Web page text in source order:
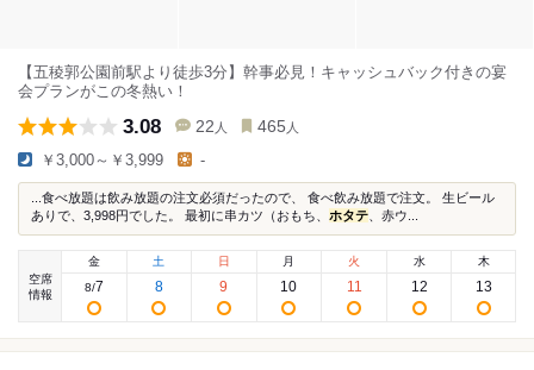
【五稜郭公園前駅より徒歩3分】幹事必見！キャッシュバック付きの宴
会プランがこの冬熱い！
3.08 22 人 465 人
￥3,000～￥3,999 -
...食べ放題は飲み放題の注文必須だったので、 食べ飲み放題で注文。 生ビール
ありで、3,998円でした。 最初に串カツ（おもち、 ホタテ 、赤ウ...
空席
情報
金
8/7
土
8
日
9
月
10
火
11
水
12
木
13